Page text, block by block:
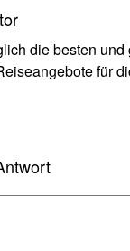
die besten und
für